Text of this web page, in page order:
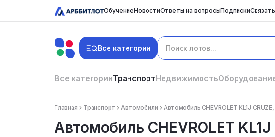
ОбучениеНовостиОтветы на вопросыПодписки
Все категории
Все категорииТранспортНедвижимость
Главная Транспорт Автомобили Автомобиль CHEVROLET KL1J
Автомобиль CHEVROLET KL1J